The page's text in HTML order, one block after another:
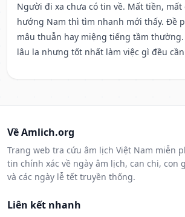
Người đi xa chưa có tin về. Mất tiền, mất
hướng Nam thì tìm nhanh mới thấy. Đề
mâu thuẫn hay miệng tiếng tầm thường.
lâu la nhưng tốt nhất làm việc gì đều
Về Amlich.org
Trang web tra cứu âm lịch Việt Nam miễn
tin chính xác về ngày âm lịch, can chi, con
và các ngày lễ tết truyền thống.
Liên kết nhanh